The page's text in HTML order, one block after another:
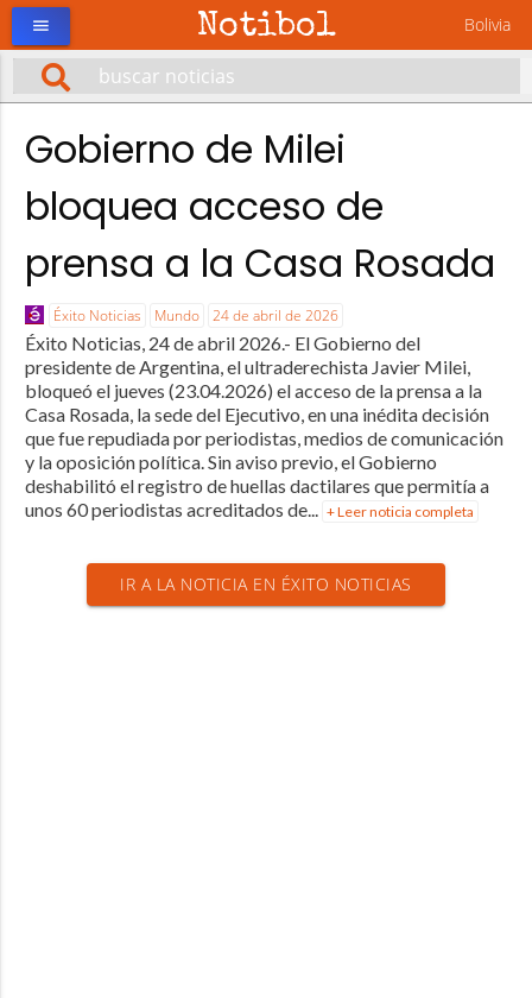
Notibol Bolivia
menu
Gobierno de Milei
bloquea acceso de
prensa a la Casa Rosada
Éxito Noticias Mundo 24 de abril de 2026
Éxito Noticias, 24 de abril 2026.- El Gobierno del
presidente de Argentina, el ultraderechista Javier Milei,
bloqueó el jueves (23.04.2026) el acceso de la prensa a la
Casa Rosada, la sede del Ejecutivo, en una inédita decisión
que fue repudiada por periodistas, medios de comunicación
y la oposición política. Sin aviso previo, el Gobierno
deshabilitó el registro de huellas dactilares que permitía a
unos 60 periodistas acreditados de... + Leer noticia completa
IR A LA NOTICIA EN ÉXITO NOTICIAS